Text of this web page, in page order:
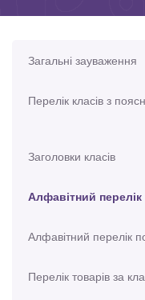
Загальні зауваження
Перелік класів з
Заголовки класів
Алфавітний перелік
Алфавітний перелік
Перелік товарів за